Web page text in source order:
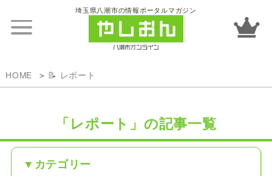
埼玉県八潮市の情報ポータルマガジン
HOME 📝 レポート
「レポート」の記事一覧
カテゴリー